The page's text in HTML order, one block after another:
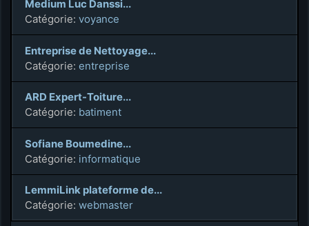
Medium Luc Danssi...
Catégorie: voyance
Entreprise de Nettoyage...
Catégorie: entreprise
ARD Expert-Toiture...
Catégorie: batiment
Sofiane Boumedine...
Catégorie: informatique
LemmiLink plateforme de...
Catégorie: webmaster